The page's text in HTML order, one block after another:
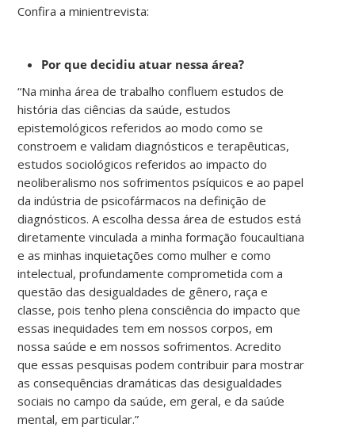
Confira a minientrevista:
Por que decidiu atuar nessa área?
“Na minha área de trabalho confluem estudos de
história das ciências da saúde, estudos
epistemológicos referidos ao modo como se
constroem e validam diagnósticos e terapêuticas,
estudos sociológicos referidos ao impacto do
neoliberalismo nos sofrimentos psíquicos e ao papel
da indústria de psicofármacos na definição de
diagnósticos. A escolha dessa área de estudos está
diretamente vinculada a minha formação foucaultiana
e as minhas inquietações como mulher e como
intelectual, profundamente comprometida com a
questão das desigualdades de gênero, raça e
classe, pois tenho plena consciência do impacto que
essas inequidades tem em nossos corpos, em
nossa saúde e em nossos sofrimentos. Acredito
que essas pesquisas podem contribuir para mostrar
as consequências dramáticas das desigualdades
sociais no campo da saúde, em geral, e da saúde
mental, em particular.”